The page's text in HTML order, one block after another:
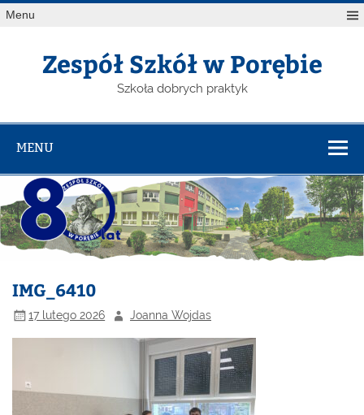
Menu
Zespół Szkół w Porębie
Szkoła dobrych praktyk
MENU
IMG_6410
17 lutego 2026 Joanna Wojdas